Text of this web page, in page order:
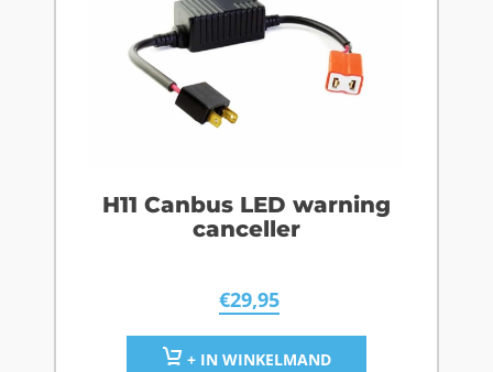
H11 Canbus LED warning
canceller
€29,95
+ IN WINKELMAND